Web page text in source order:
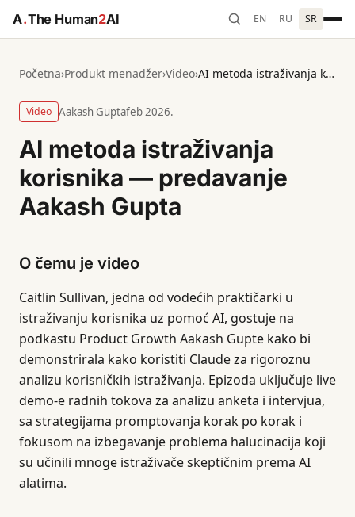
A.The Human2AI EN RU SR
Početna›Produkt menadžer›Video› AI metoda istraživanja korisnika — predavanje Aakash Gupta
Video Aakash Guptafeb 2026.
AI metoda istraživanja
korisnika — predavanje
Aakash Gupta
O čemu je video
Caitlin Sullivan, jedna od vodećih praktičarki u
istraživanju korisnika uz pomoć AI, gostuje na
podkastu Product Growth Aakash Gupte kako bi
demonstrirala kako koristiti Claude za rigoroznu
analizu korisničkih istraživanja. Epizoda uključuje live
demo-e radnih tokova za analizu anketa i intervjua,
sa strategijama promptovanja korak po korak i
fokusom na izbegavanje problema halucinacija koji
su učinili mnoge istraživače skeptičnim prema AI
alatima.